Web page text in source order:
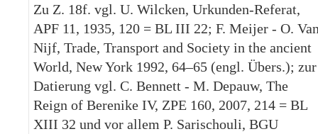
Zu Z. 18f. vgl. U. Wilcken, Urkunden-Referat,
APF 11, 1935, 120 = BL III 22; F. Meijer - O.
Nijf, Trade, Transport and Society in the ancient
World, New York 1992, 64–65 (engl. Übers.); zur
Datierung vgl. C. Bennett - M. Depauw, The
Reign of Berenike IV, ZPE 160, 2007, 214 = BL
XIII 32 und vor allem P. Sarischouli, BGU